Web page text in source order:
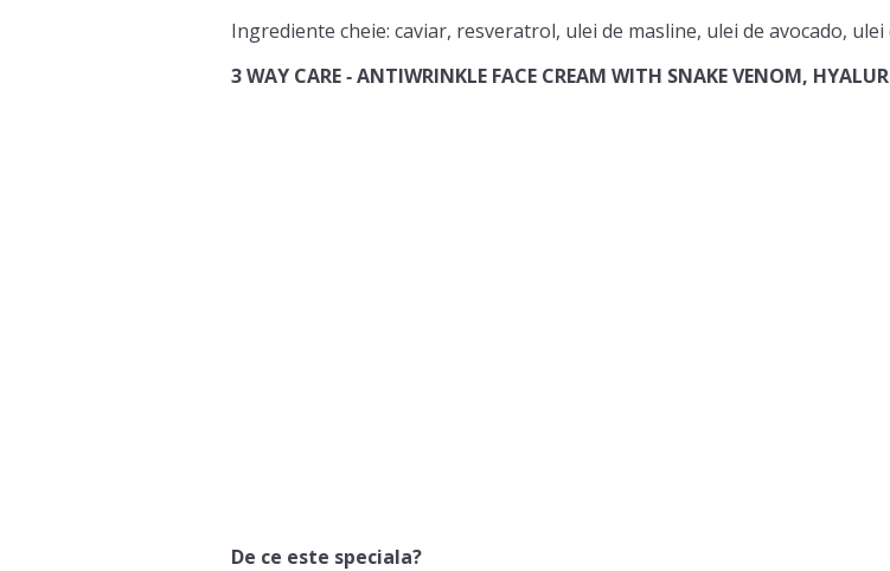
Ingrediente cheie: caviar, resveratrol, ulei de masline, ulei de avocado, ulei
3 WAY CARE ‐ ANTIWRINKLE FACE CREAM WITH SNAKE VENOM,
De ce este speciala?